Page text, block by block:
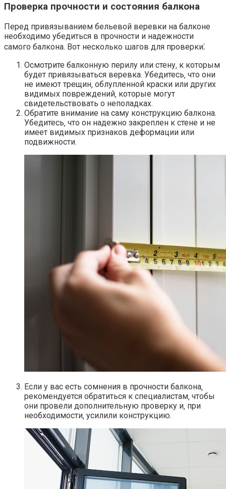
Проверка прочности и состояния балкона
Перед привязыванием бельевой веревки на балконе
необходимо убедиться в прочности и надежности
самого балкона.​ Вот несколько шагов для проверки⁚
Осмотрите балконную перилу или стену‚ к которым
будет привязываться веревка. Убедитесь‚ что они
не имеют трещин‚ облупленной краски или других
видимых повреждений‚ которые могут
свидетельствовать о неполадках.
Обратите внимание на саму конструкцию балкона.​
Убедитесь‚ что он надежно закреплен к стене и не
имеет видимых признаков деформации или
подвижности.​
Если у вас есть сомнения в прочности балкона‚
рекомендуется обратиться к специалистам‚ чтобы
они провели дополнительную проверку и‚ при
необходимости‚ усилили конструкцию.​